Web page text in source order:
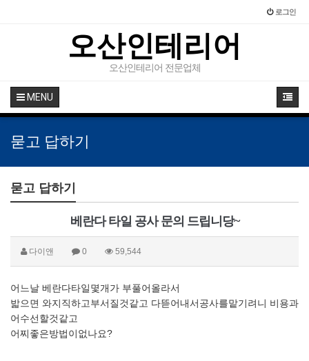
로그인
오산인테리어
오산인테리어 전문업체
MENU
묻고 답하기
묻고 답하기
베란다 타일 공사 문의 드립니당~
다이앤 0 59,544
어느날 베란다타일몇개가 부풀어올라서
밟으면 와지직하고부서질것같고 다뜯어내서공사를맡기려니 비용과
어수선할것같고
어찌좋은방법이없나요?